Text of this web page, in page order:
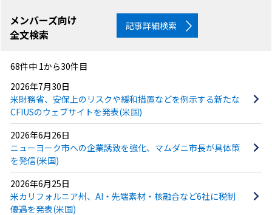
メンバーズ向け
全文検索
記事詳細検索
68件中 1から30件目
2026年7月30日
米財務省、安保上のリスクや緩和措置などを例示する新たな
CFIUSのウェブサイトを発表(米国)
2026年6月26日
ニューヨーク市への企業誘致を強化、マムダニ市長が具体策
を発信(米国)
2026年6月25日
米カリフォルニア州、AI・先端素材・核融合など6社に税制
優遇を発表(米国)